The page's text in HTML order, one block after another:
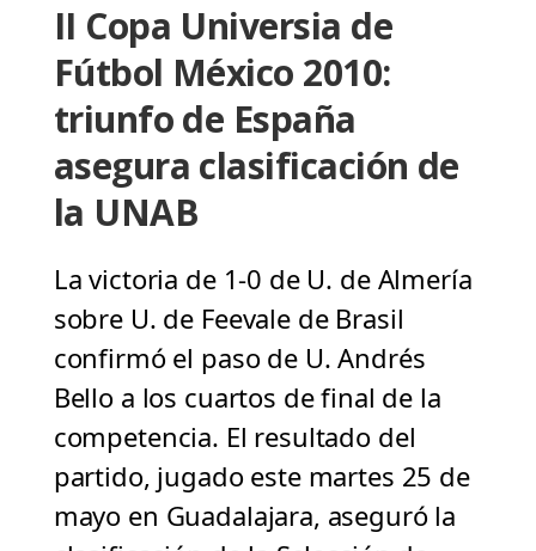
II Copa Universia de
Fútbol México 2010:
triunfo de España
asegura clasificación de
la UNAB
La victoria de 1-0 de U. de Almería
sobre U. de Feevale de Brasil
confirmó el paso de U. Andrés
Bello a los cuartos de final de la
competencia. El resultado del
partido, jugado este martes 25 de
mayo en Guadalajara, aseguró la